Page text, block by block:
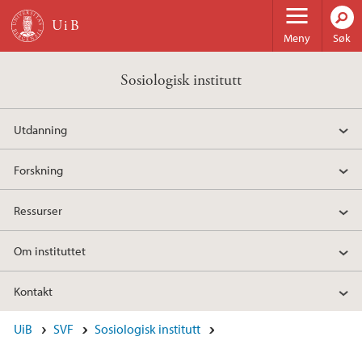
Hopp til hovedinnhold
Meny Søk
Sosiologisk institutt
Utdanning
Forskning
Ressurser
Om instituttet
Kontakt
UiB SVF
Sosiologisk institutt